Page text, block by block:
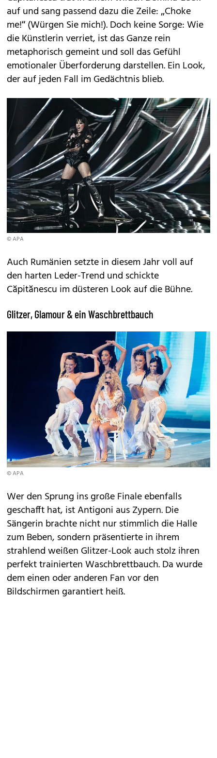
auf und sang passend dazu die Zeile: „Choke
me!“ (Würgen Sie mich!). Doch keine Sorge: Wie
die Künstlerin verriet, ist das Ganze rein
metaphorisch gemeint und soll das Gefühl
emotionaler Überforderung darstellen. Ein Look,
der auf jeden Fall im Gedächtnis blieb.
© APA
Auch Rumänien setzte in diesem Jahr voll auf
den harten Leder-Trend und schickte
Căpitănescu im düsteren Look auf die Bühne.
Glitzer, Glamour & ein Waschbrettbauch
© APA
Wer den Sprung ins große Finale ebenfalls
geschafft hat, ist Antigoni aus Zypern. Die
Sängerin brachte nicht nur stimmlich die Halle
zum Beben, sondern präsentierte in ihrem
strahlend weißen Glitzer-Look auch stolz ihren
perfekt trainierten Waschbrettbauch. Da wurde
dem einen oder anderen Fan vor den
Bildschirmen garantiert heiß.